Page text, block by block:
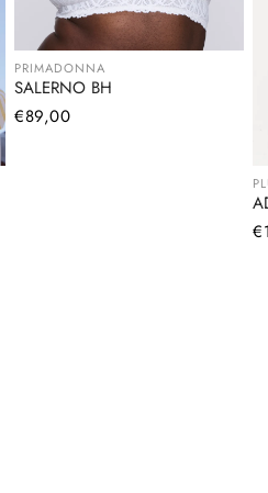
PRIMADONNA
SALERNO BH
Normaler
€89,00